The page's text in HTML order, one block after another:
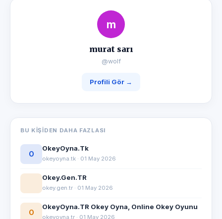
m
murat sarı
@wolf
Profili Gör →
BU KIŞIDEN DAHA FAZLASI
O
OkeyOyna.Tk
okeyoyna.tk · 01 May 2026
Okey.Gen.TR
okey.gen.tr · 01 May 2026
O
OkeyOyna.TR Okey Oyna, Online Okey Oyunu
okeyoyna.tr · 01 May 2026